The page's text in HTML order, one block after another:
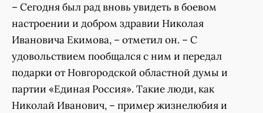
– Сегодня был рад вновь увидеть в боевом
настроении и добром здравии Николая
Ивановича Екимова, – отметил он. – С
удовольствием пообщался с ним и передал
подарки от Новгородской областной думы и
партии «Единая Россия». Такие люди, как
Николай Иванович, – пример жизнелюбия и